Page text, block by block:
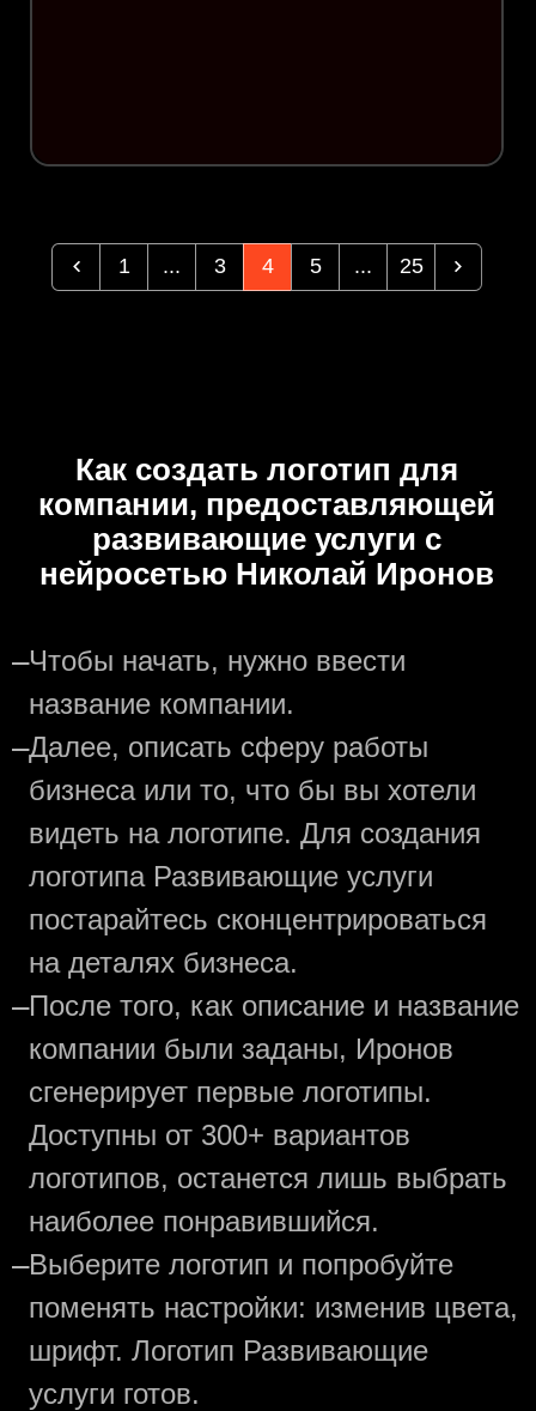
1 ... 3 4 5 ... 25
Как создать логотип для
компании, предоставляющей
развивающие услуги с
нейросетью Николай Иронов
—Чтобы начать, нужно ввести
название компании.
—Далее, описать сферу работы
бизнеса или то, что бы вы хотели
видеть на логотипе. Для создания
логотипа Развивающие услуги
постарайтесь сконцентрироваться
на деталях бизнеса.
—После того, как описание и название
компании были заданы, Иронов
сгенерирует первые логотипы.
Доступны от 300+ вариантов
логотипов, останется лишь выбрать
наиболее понравившийся.
—Выберите логотип и попробуйте
поменять настройки: изменив цвета,
шрифт. Логотип Развивающие
услуги готов.